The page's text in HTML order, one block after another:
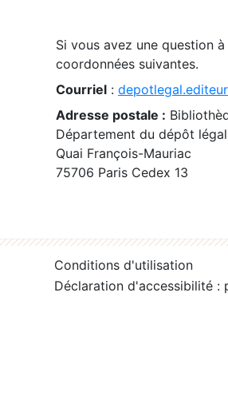
Si vous avez une question
coordonnées suivantes.
Courriel :
Adresse postale :
Département du dépôt
Quai François-Mauriac
75706 Paris Cedex 13
Conditions d'utilisation
Déclaration d'accessibilité :